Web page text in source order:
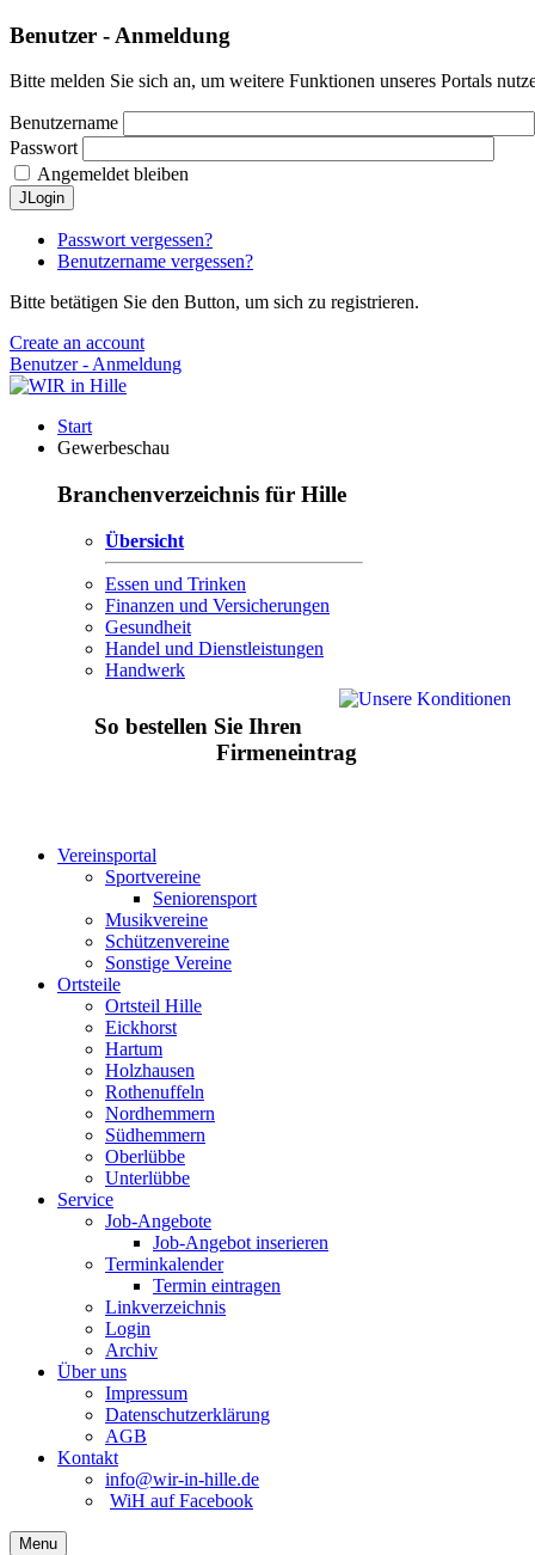
Benutzer - Anmeldung
Bitte melden Sie sich an, um weitere Funktionen unseres Portals
Benutzername
Passwort
Angemeldet bleiben
JLogin
Passwort vergessen?
Benutzername vergessen?
Bitte betätigen Sie den Button, um sich zu registrieren.
Create an account
Benutzer - Anmeldung
Start
Gewerbeschau
Branchenverzeichnis für Hille
Übersicht
Essen und Trinken
Finanzen und Versicherungen
Gesundheit
Handel und Dienstleistungen
Handwerk
So bestellen Sie Ihren
Firmeneintrag
Vereinsportal
Sportvereine
Seniorensport
Musikvereine
Schützenvereine
Sonstige Vereine
Ortsteile
Ortsteil Hille
Eickhorst
Hartum
Holzhausen
Rothenuffeln
Nordhemmern
Südhemmern
Oberlübbe
Unterlübbe
Service
Job-Angebote
Job-Angebot inserieren
Terminkalender
Termin eintragen
Linkverzeichnis
Login
Archiv
Über uns
Impressum
Datenschutzerklärung
AGB
Kontakt
info@wir-in-hille.de
WiH auf Facebook
Menu